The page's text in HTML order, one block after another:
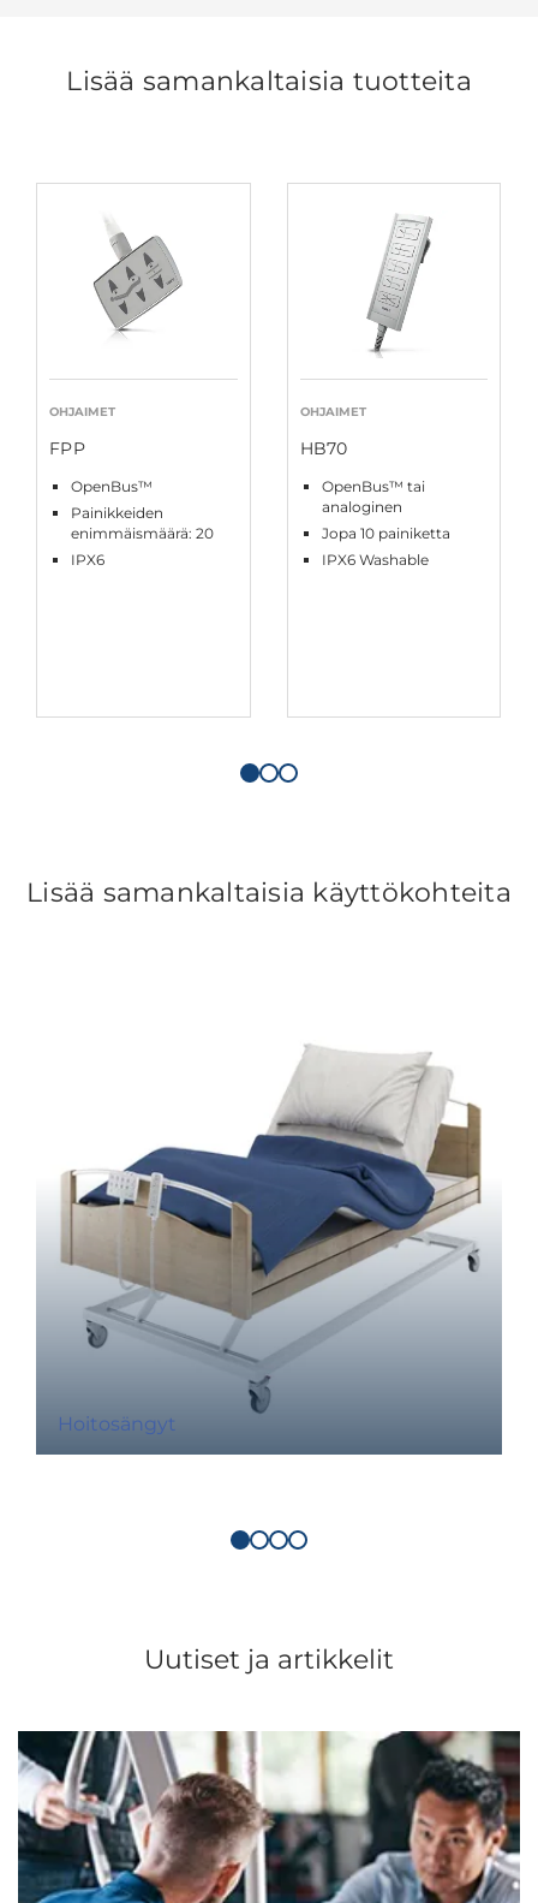
Lisää samankaltaisia tuotteita
OHJAIMET
FPP
OpenBus™
Painikkeiden
enimmäismäärä: 20
IPX6
OHJAIMET
HB70
OpenBus™ tai
analoginen
Jopa 10 painiketta
IPX6 Washable
Lisää samankaltaisia käyttökohteita
Hoitosängyt
Uutiset ja artikkelit